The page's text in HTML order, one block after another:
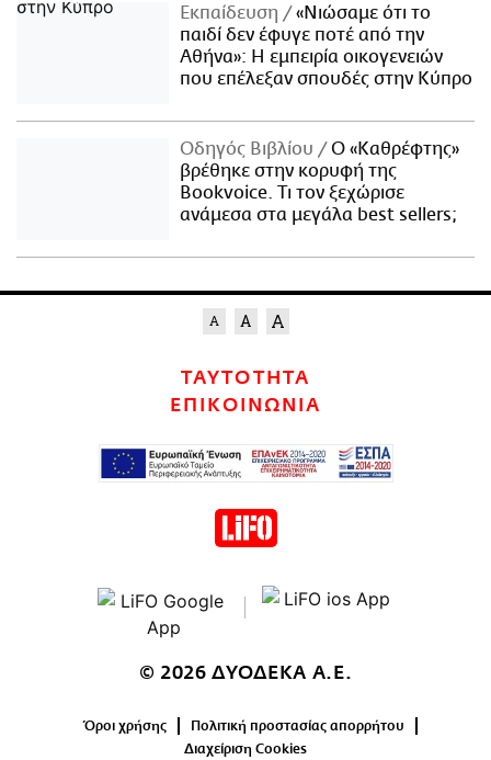
Εκπαίδευση
«Νιώσαμε ότι το
παιδί δεν έφυγε ποτέ από την
Αθήνα»: Η εμπειρία οικογενειών
που επέλεξαν σπουδές στην Κύπρο
Οδηγός Βιβλίου
Ο «Καθρέφτης»
βρέθηκε στην κορυφή της
Bookvoice. Τι τον ξεχώρισε
ανάμεσα στα μεγάλα best sellers;
ΤΑΥΤΟΤΗΤΑ
ΕΠΙΚΟΙΝΩΝΙΑ
© 2026 ΔΥΟΔΕΚΑ Α.Ε.
Όροι χρήσης
Πολιτική προστασίας απορρήτου
Διαχείριση Cookies